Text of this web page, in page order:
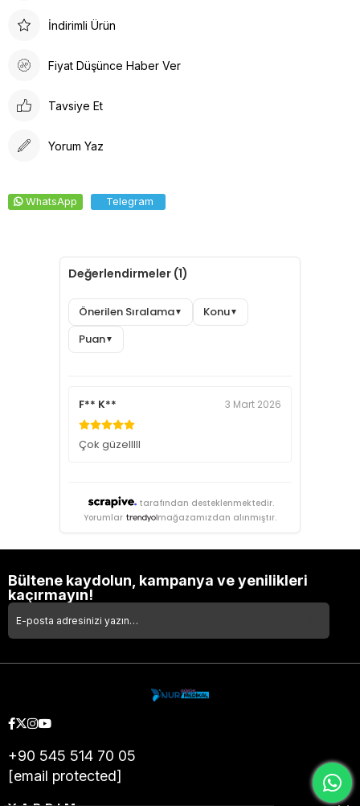
İndirimli Ürün
Fiyat Düşünce Haber Ver
Tavsiye Et
Yorum Yaz
WhatsApp Telegram
Değerlendirmeler (1)
Önerilen Sıralama▼ Konu▼
Puan▼
F** K** 3 Mart 2026
Çok güzelllll
tarafından desteklenmektedir.
Yorumlar
mağazamızdan alınmıştır.
Bültene kaydolun, kampanya ve yenilikleri
kaçırmayın!
+90 545 514 70 05
[email protected]